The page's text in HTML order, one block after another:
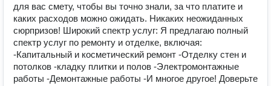
для вас смету, чтобы вы точно знали, за что платите и
каких расходов можно ожидать. Никаких неожиданных
сюрпризов! Широкий спектр услуг: Я предлагаю полный
спектр услуг по ремонту и отделке, включая:
-Капитальный и косметический ремонт -Отделку стен и
потолков -кладку плитки и полов -Электромонтажные
работы -Демонтажные работы -И многое другое! Доверьте